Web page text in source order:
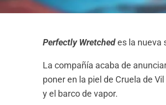
Perfectly Wretchedes la nueva
La compañía acaba de
poner en la piel de Cruela de
y el barco de vapor.